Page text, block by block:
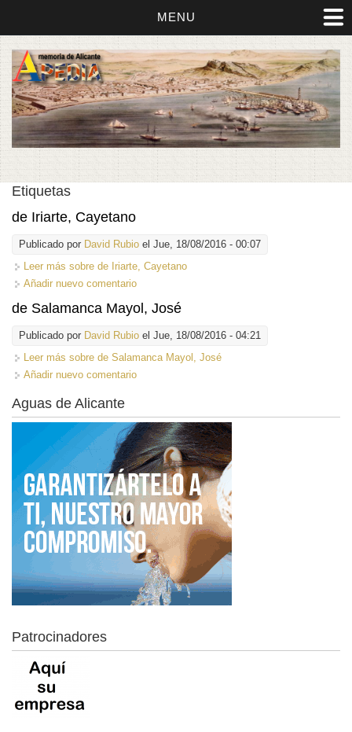
MENU
Etiquetas
de Iriarte, Cayetano
Publicado por David Rubio el Jue, 18/08/2016 - 00:07
Leer más sobre de Iriarte, Cayetano
Añadir nuevo comentario
de Salamanca Mayol, José
Publicado por David Rubio el Jue, 18/08/2016 - 04:21
Leer más sobre de Salamanca Mayol, José
Añadir nuevo comentario
Aguas de Alicante
Patrocinadores